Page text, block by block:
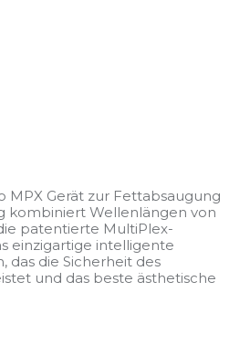
MPX Gerät zur Fettabsaugung
kombiniert Wellenlängen von
patentierte MultiPlex-
einzigartige intelligente
das die Sicherheit des
und das beste ästhetische